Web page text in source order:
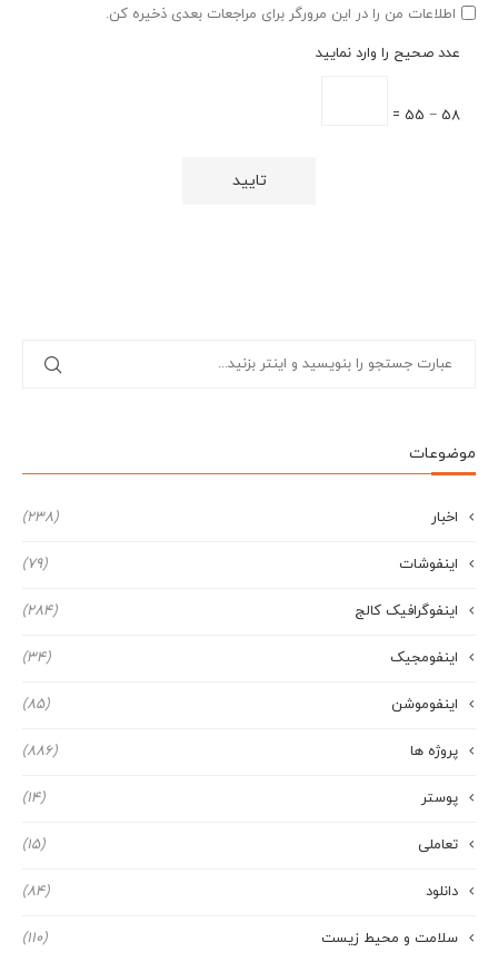
اطلاعات من را در این مرورگر برای مراجعات بعدی ذخیره کن.
عدد صحیح را وارد نمایید
58 − 55 =
موضوعات
اخبار (238)
اینفوشات (79)
اینفوگرافیک کالج (284)
اینفومجیک (34)
اینفوموشن (85)
پروژه ها (886)
پوستر (14)
تعاملی (15)
دانلود (84)
سلامت و محیط زیست (110)